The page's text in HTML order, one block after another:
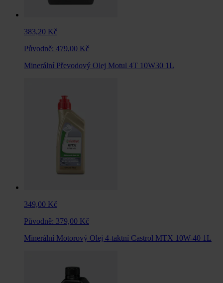
383,20 Kč
Původně: 479,00 Kč
Minerální Převodový Olej Motul 4T 10W30 1L
349,00 Kč
Původně: 379,00 Kč
Minerální Motorový Olej 4-taktní Castrol MTX 10W-40 1L